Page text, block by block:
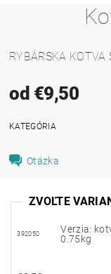
RYBÁRSKA KOTVA
od €9,50
KATEGÓRIA
Otázka
ZVOĽTE
392050
Verzia:
0.75kg